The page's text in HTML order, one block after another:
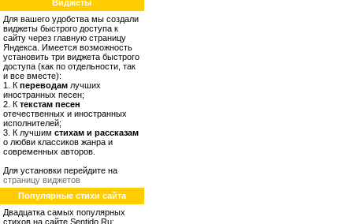
Виджеты
Для вашего удобства мы создали
виджеты быстрого доступа к
сайту через главную страницу
Яндекса. Имеется возможность
установить три виджета быстрого
доступа (как по отдельности, так
и все вместе):
1. К переводам лучших
иностранных песен;
2. К текстам песен
отечественных и иностранных
исполнителей;
3. К лучшим стихам и рассказам
о любви классиков жанра и
современных авторов.
Для установки перейдите на
страницу виджетов
Популярные стихи сайта
Двадцатка самых популярных
стихов на сайте Sentido.Ru: